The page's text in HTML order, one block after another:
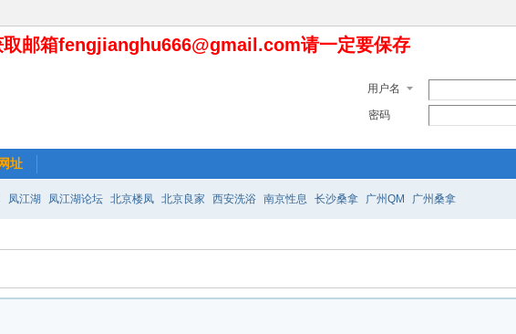
取邮箱fengjianghu666@gmail.com请一定要保存
用户名
密码
址
凤江湖 凤江湖论坛 北京楼凤 北京良家 西安洗浴 南京性息 长沙桑拿 广州QM 广州桑拿